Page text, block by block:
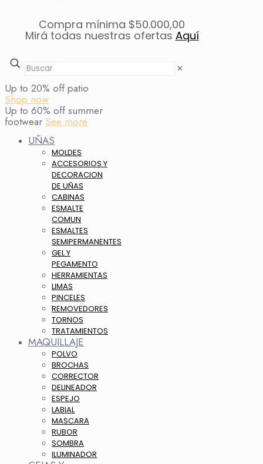
Compra mínima $50.000,00
Mirá todas nuestras ofertas Aquí
✕
Up to 20% off patio
Shop now
Up to 60% off summer
footwear See more
UÑAS
MOLDES
ACCESORIOS Y
DECORACION
DE UÑAS
CABINAS
ESMALTE
COMUN
ESMALTES
SEMIPERMANENTES
GEL Y
PEGAMENTO
HERRAMIENTAS
LIMAS
PINCELES
REMOVEDORES
TORNOS
TRATAMIENTOS
MAQUILLAJE
POLVO
BROCHAS
CORRECTOR
DELINEADOR
ESPEJO
LABIAL
MASCARA
RUBOR
SOMBRA
ILUMINADOR